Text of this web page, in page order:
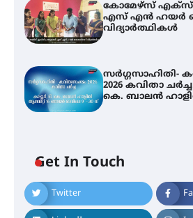
കോമേഴ്സ്
എസ് എൻ ഹയർ
വിദ്യാർത്ഥികൾ
സർഗ്ഗസാഹിതി-
2026 കവിതാ ചർച്ച
കെ. ബാലൻ
Get In Touch
Twitter